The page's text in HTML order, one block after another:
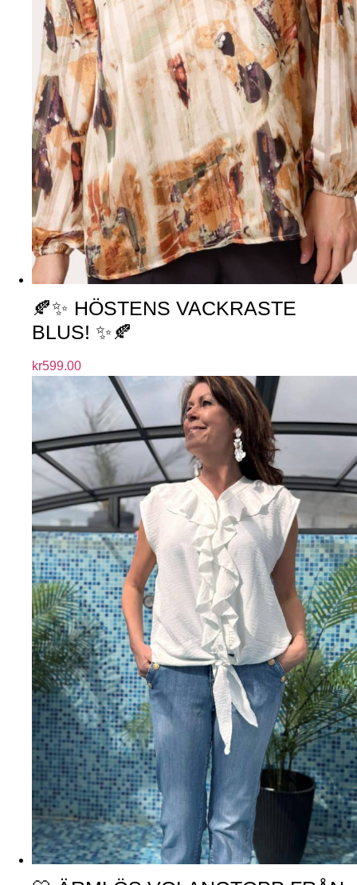
🍂✨ HÖSTENS VACKRASTE
BLUS! ✨🍂
kr599.00